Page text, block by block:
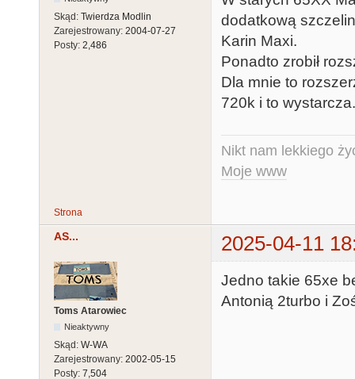
Skąd: Twierdza Modlin
Zarejestrowany: 2004-07-27
Posty: 2,486
dodatkową
Karin Maxi.
Ponadto zrobił
Dla mnie to
720k i to wystarcza.
Nikt nam lekkiego
Moje www
Strona
AS... 2025-04-11
Toms Atarowiec
Nieaktywny
Skąd: W-WA
Zarejestrowany: 2002-05-15
Posty: 7,504
Jedno takie 65xe
Antonią 2turbo i